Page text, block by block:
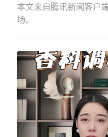
本文来自腾讯新闻客户
场。